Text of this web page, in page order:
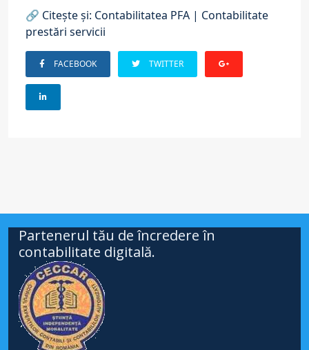
🔗 Citește și: Contabilitatea PFA | Contabilitate
prestări servicii
FACEBOOK TWITTER
Partenerul tău de încredere în
contabilitate digitală.